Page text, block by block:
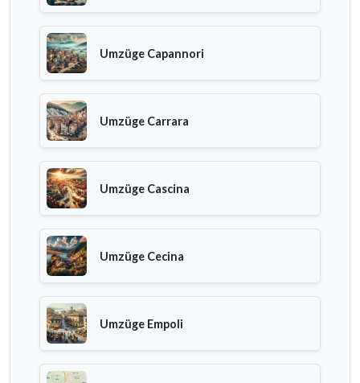
Umzüge Capannori
Umzüge Carrara
Umzüge Cascina
Umzüge Cecina
Umzüge Empoli